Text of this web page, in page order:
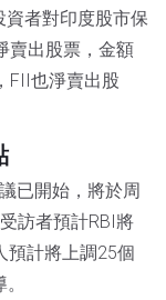
者對印度股市保
賣出股票，金額
FII也淨賣出股
已開始，將於周
訪者預計RBI將
預計將上調25個